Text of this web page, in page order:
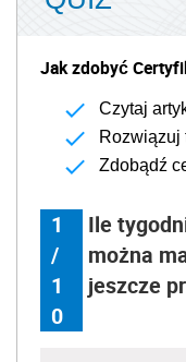
Jak zdobyć
Czytaj
Rozwiązuj
Zdobądź
1
/
1
0
Ile
można
jeszcze